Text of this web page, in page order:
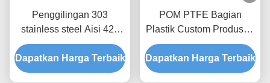
Penggilingan 303
stainless steel Aisi 420
Machining Layanan
pemesinan prototipe
Dapatkan Harga Terbaik
POM PTFE Bagian
Plastik Custom Produsen
Bagian Plastik Custom
Dapatkan Harga Terbaik